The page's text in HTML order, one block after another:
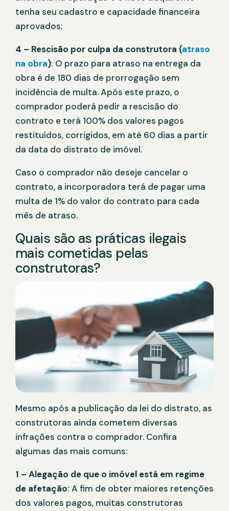
tenha seu cadastro e capacidade financeira
aprovados;
4 – Rescisão por culpa da construtora (atraso
na obra): O prazo para atraso na entrega da
obra é de 180 dias de prorrogação sem
incidência de multa. Após este prazo, o
comprador poderá pedir a rescisão do
contrato e terá 100% dos valores pagos
restituídos, corrigidos, em até 60 dias a partir
da data do distrato de imóvel.
Caso o comprador não deseje cancelar o
contrato, a incorporadora terá de pagar uma
multa de 1% do valor do contrato para cada
mês de atraso.
Quais são as práticas ilegais
mais cometidas pelas
construtoras?
Mesmo após a publicação da lei do distrato, as
construtoras ainda cometem diversas
infrações contra o comprador. Confira
algumas das mais comuns:
1 – Alegação de que o imóvel está em regime
de afetação: A fim de obter maiores retenções
dos valores pagos, muitas construtoras